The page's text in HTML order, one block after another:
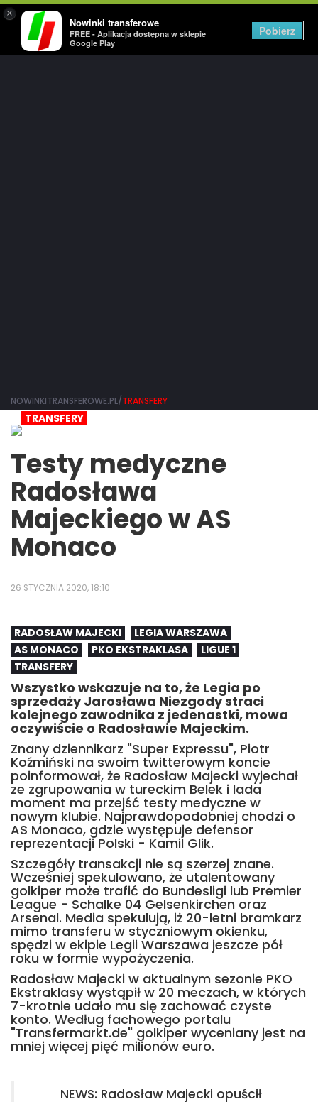
×
Nowinki transferowe
FREE - Aplikacja dostępna w sklepie
Google Play
Pobierz
NOWINKITRANSFEROWE.PL/TRANSFERY
TRANSFERY
Testy medyczne
Radosława
Majeckiego w AS
Monaco
26 STYCZNIA 2020, 18:10
RADOSŁAW MAJECKI
LEGIA WARSZAWA
AS MONACO
PKO EKSTRAKLASA
LIGUE 1
TRANSFERY
Wszystko wskazuje na to, że Legia po
sprzedaży Jarosława Niezgody straci
kolejnego zawodnika z jedenastki, mowa
oczywiście o Radosławie Majeckim.
Znany dziennikarz "Super Expressu", Piotr
Koźmiński na swoim twitterowym koncie
poinformował, że Radosław Majecki wyjechał
ze zgrupowania w tureckim Belek i lada
moment ma przejść testy medyczne w
nowym klubie. Najprawdopodobniej chodzi o
AS Monaco, gdzie występuje defensor
reprezentacji Polski - Kamil Glik.
Szczegóły transakcji nie są szerzej znane.
Wcześniej spekulowano, że utalentowany
golkiper może trafić do Bundesligi lub Premier
League - Schalke 04 Gelsenkirchen oraz
Arsenal. Media spekulują, iż 20-letni bramkarz
mimo transferu w styczniowym okienku,
spędzi w ekipie Legii Warszawa jeszcze pół
roku w formie wypożyczenia.
Radosław Majecki w aktualnym sezonie PKO
Ekstraklasy wystąpił w 20 meczach, w których
7-krotnie udało mu się zachować czyste
konto. Według fachowego portalu
"Transfermarkt.de" golkiper wyceniany jest na
mniej więcej pięć milionów euro.
NEWS: Radosław Majecki opuścił